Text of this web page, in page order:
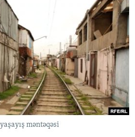
KITABXANASI
STANDARTLARIMIZ
TELEFONUNUZDA
məntəqəsi